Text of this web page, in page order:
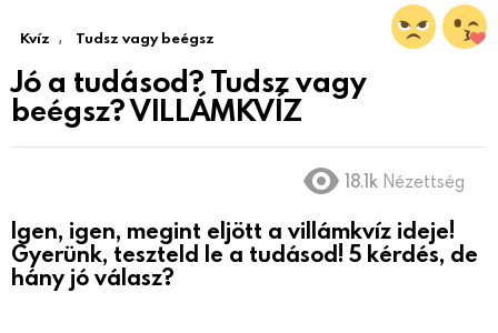
Kvíz , Tudsz vagy beégsz
Jó a tudásod? Tudsz vagy
beégsz? VILLÁMKVÍZ
18.1k Nézettség
Igen, igen, megint eljött a villámkvíz ideje!
Gyerünk, teszteld le a tudásod! 5 kérdés, de
hány jó válasz?